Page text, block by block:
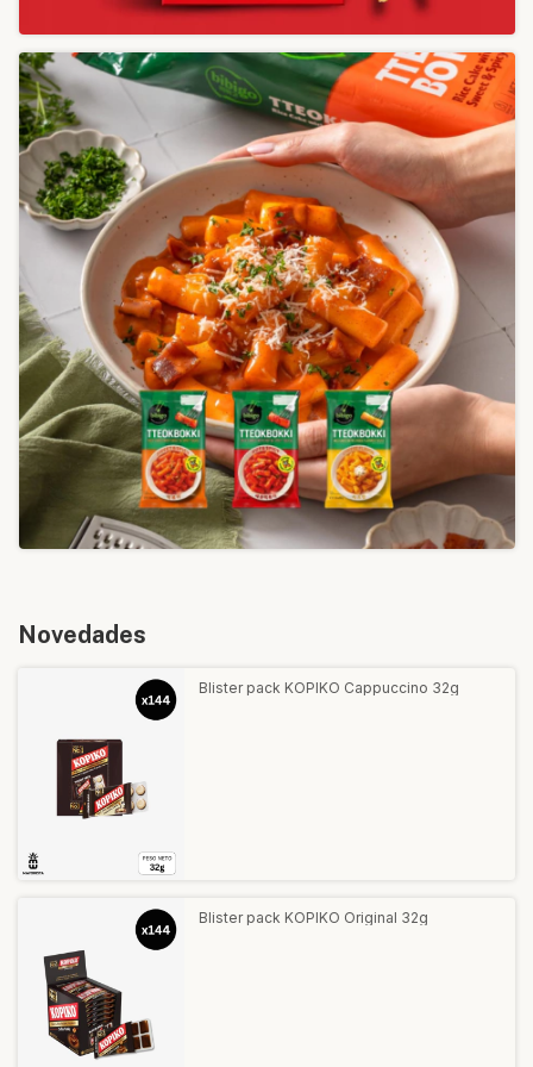
Novedades
Blister pack KOPIKO Cappuccino 32g
Blister pack KOPIKO Original 32g